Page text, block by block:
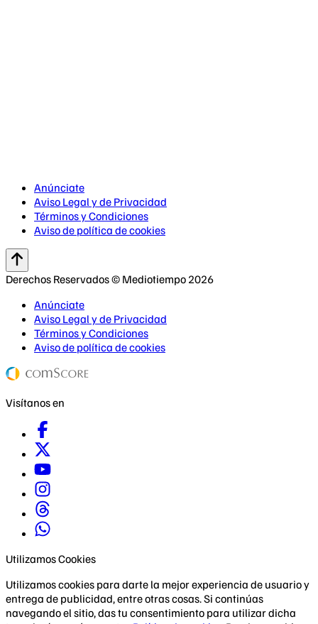
Anúnciate
Aviso Legal y de Privacidad
Términos y Condiciones
Aviso de política de cookies
Derechos Reservados © Mediotiempo 2026
Anúnciate
Aviso Legal y de Privacidad
Términos y Condiciones
Aviso de política de cookies
Visítanos en
Utilizamos Cookies
Utilizamos cookies para darte la mejor experiencia de usuario y
entrega de publicidad, entre otras cosas. Si continúas
navegando el sitio, das tu consentimiento para utilizar dicha